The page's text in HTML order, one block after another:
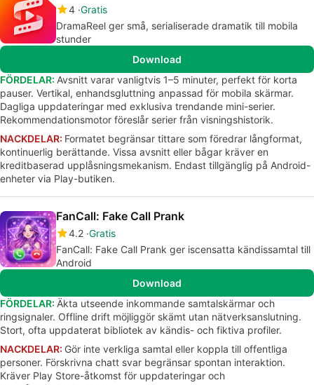
4 Gratis
DramaReel ger små, serialiserade dramatik till mobila
stunder
Download
FÖRDELAR: Avsnitt varar vanligtvis 1–5 minuter, perfekt för korta
pauser. Vertikal, enhandsgluttning anpassad för mobila skärmar.
Dagliga uppdateringar med exklusiva trendande mini-serier.
Rekommendationsmotor föreslår serier från visningshistorik.
NACKDELAR: Formatet begränsar tittare som föredrar långformat,
kontinuerlig berättande. Vissa avsnitt eller bågar kräver en
kreditbaserad upplåsningsmekanism. Endast tillgänglig på Android-
enheter via Play-butiken.
FanCall: Fake Call Prank
4.2 Gratis
FanCall: Fake Call Prank ger iscensatta kändissamtal till
Android
Download
FÖRDELAR: Äkta utseende inkommande samtalskärmar och
ringsignaler. Offline drift möjliggör skämt utan nätverksanslutning.
Stort, ofta uppdaterat bibliotek av kändis- och fiktiva profiler.
NACKDELAR: Gör inte verkliga samtal eller koppla till offentliga
personer. Förskrivna chatt svar begränsar spontan interaktion.
Kräver Play Store-åtkomst för uppdateringar och